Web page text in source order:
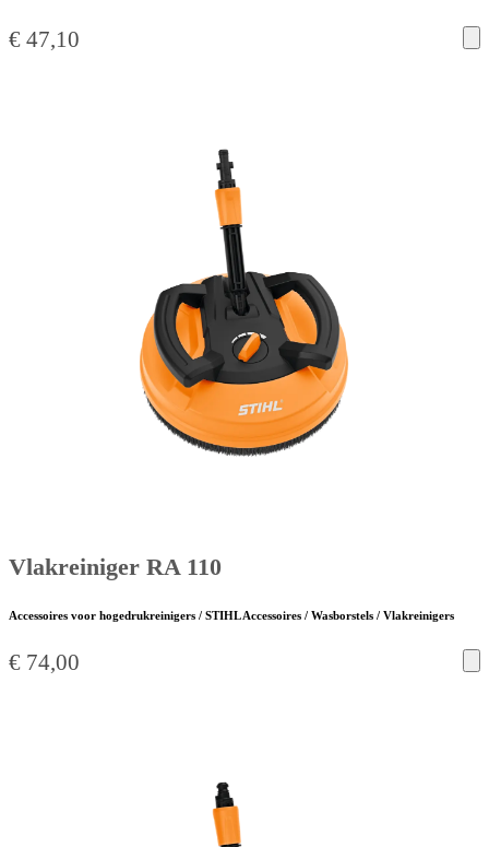
€ 47,10
Vlakreiniger RA 110
Accessoires voor hogedrukreinigers / STIHL Accessoires / Wasborstels / Vlakreinigers
€ 74,00